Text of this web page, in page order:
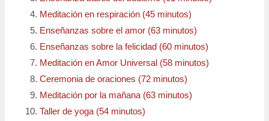
Meditación en respiración (45 minutos)
Enseñanzas sobre el amor (63 minutos)
Enseñanzas sobre la felicidad (60 minutos)
Meditación en Amor Universal (58 minutos)
Ceremonia de oraciones (72 minutos)
Meditación por la mañana (63 minutos)
Taller de yoga (54 minutos)